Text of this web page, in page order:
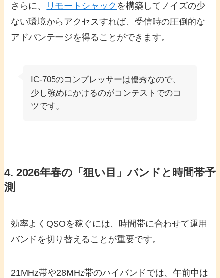
さらに、 リモートシャック を構築してノイズの少
ない環境からアクセスすれば、受信時の圧倒的な
アドバンテージを得ることができます。
IC-705のコンプレッサーは優秀なので、
少し強めにかけるのがコンテストでのコ
ツです。
4. 2026年春の「狙い目」バンドと時間帯予
測
効率よくQSOを稼ぐには、時間帯に合わせて運用
バンドを切り替えることが重要です。
21MHz帯や28MHz帯のハイバンドでは、午前中は